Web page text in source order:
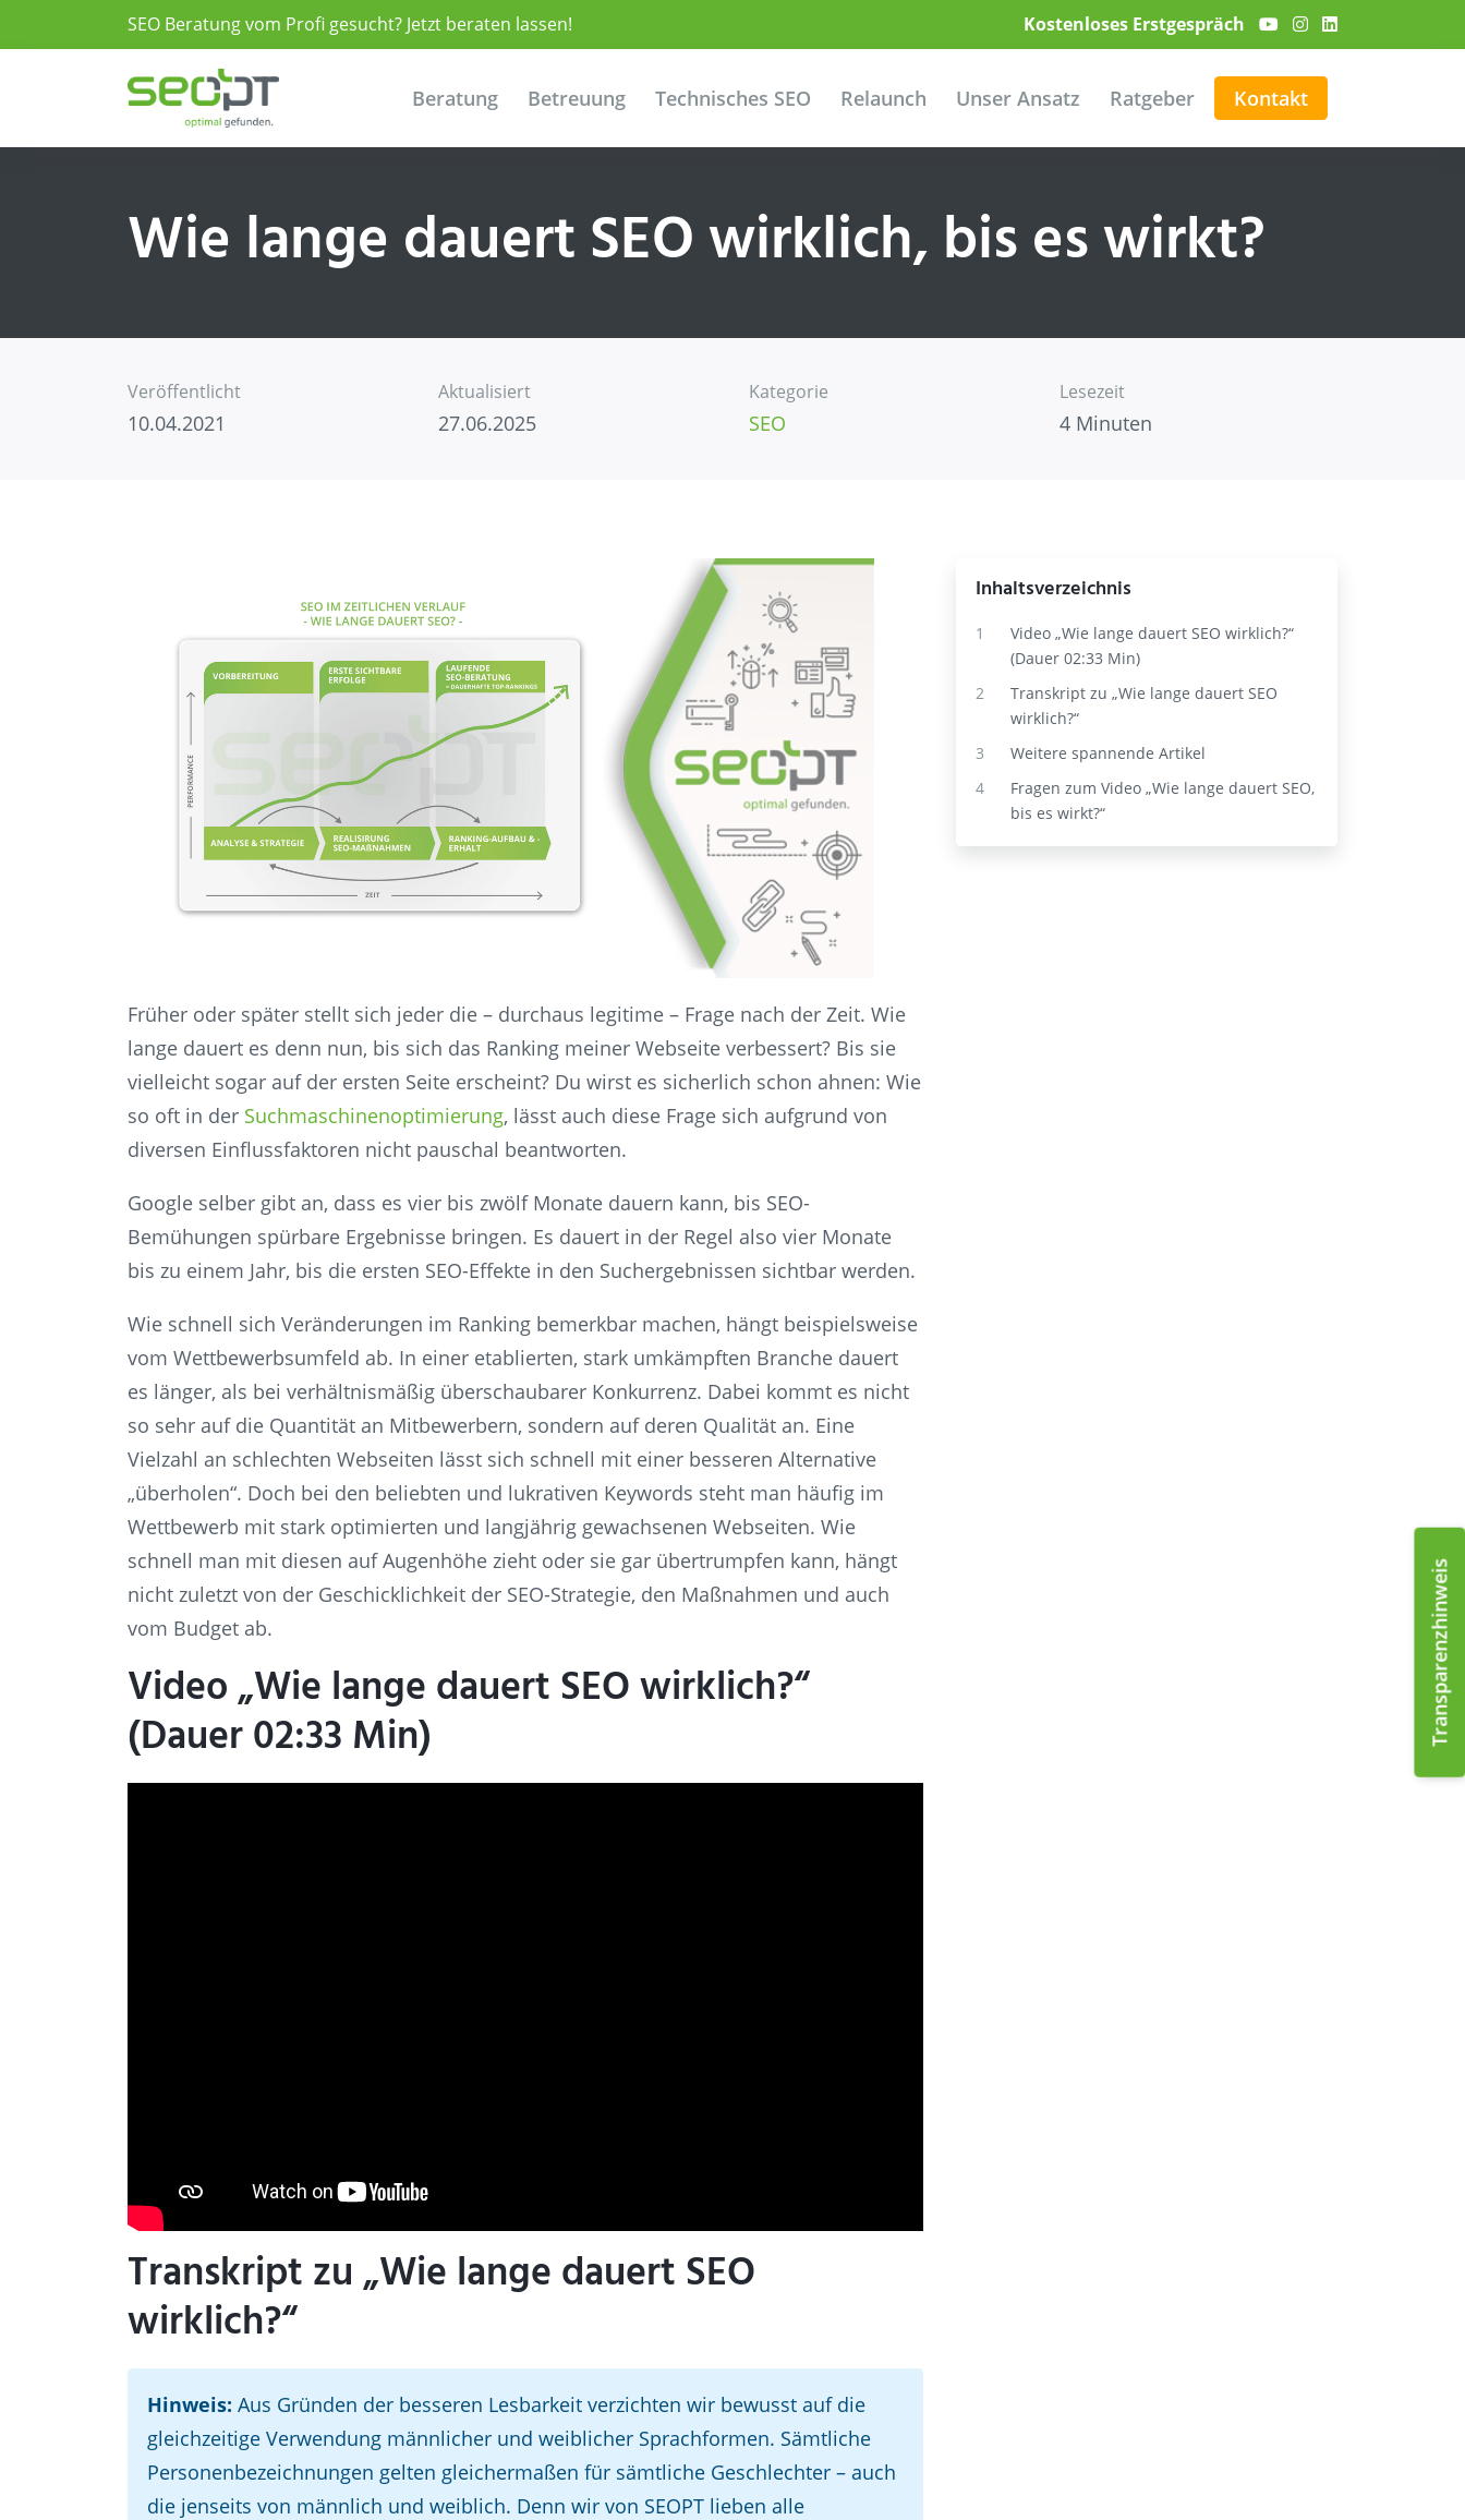
Skip to main contentSEO Beratung vom Profi gesucht? Jetzt beraten lassen! Kostenloses Erstgespräch
Beratung Betreuung Technisches SEO Relaunch Unser Ansatz Ratgeber Kontakt
Wie lange dauert SEO wirklich, bis es wirkt?
Veröffentlicht
10.04.2021
Aktualisiert
27.06.2025
Kategorie
SEO
Lesezeit
4 Minuten
Früher oder später stellt sich jeder die – durchaus legitime – Frage nach der Zeit. Wie
lange dauert es denn nun, bis sich das Ranking meiner Webseite verbessert? Bis sie
vielleicht sogar auf der ersten Seite erscheint? Du wirst es sicherlich schon ahnen: Wie
so oft in der Suchmaschinenoptimierung, lässt auch diese Frage sich aufgrund von
diversen Einflussfaktoren nicht pauschal beantworten.
Google selber gibt an, dass es vier bis zwölf Monate dauern kann, bis SEO-
Bemühungen spürbare Ergebnisse bringen. Es dauert in der Regel also vier Monate
bis zu einem Jahr, bis die ersten SEO-Effekte in den Suchergebnissen sichtbar werden.
Wie schnell sich Veränderungen im Ranking bemerkbar machen, hängt beispielsweise
vom Wettbewerbsumfeld ab. In einer etablierten, stark umkämpften Branche dauert
es länger, als bei verhältnismäßig überschaubarer Konkurrenz. Dabei kommt es nicht
so sehr auf die Quantität an Mitbewerbern, sondern auf deren Qualität an. Eine
Vielzahl an schlechten Webseiten lässt sich schnell mit einer besseren Alternative
„überholen“. Doch bei den beliebten und lukrativen Keywords steht man häufig im
Wettbewerb mit stark optimierten und langjährig gewachsenen Webseiten. Wie
schnell man mit diesen auf Augenhöhe zieht oder sie gar übertrumpfen kann, hängt
nicht zuletzt von der Geschicklichkeit der SEO-Strategie, den Maßnahmen und auch
vom Budget ab.
Video „Wie lange dauert SEO wirklich?“
(Dauer 02:33 Min)
Transkript zu „Wie lange dauert SEO
wirklich?“
Hinweis: Aus Gründen der besseren Lesbarkeit verzichten wir bewusst auf die
gleichzeitige Verwendung männlicher und weiblicher Sprachformen. Sämtliche
Personenbezeichnungen gelten gleichermaßen für sämtliche Geschlechter – auch
die jenseits von männlich und weiblich. Denn wir von SEOPT lieben alle
Inhaltsverzeichnis
1
Video „Wie lange dauert SEO wirklich?“
(Dauer 02:33 Min)
2
Transkript zu „Wie lange dauert SEO
wirklich?“
3
Weitere spannende Artikel
4
Fragen zum Video „Wie lange dauert SEO,
bis es wirkt?“
Transparenzhinweis